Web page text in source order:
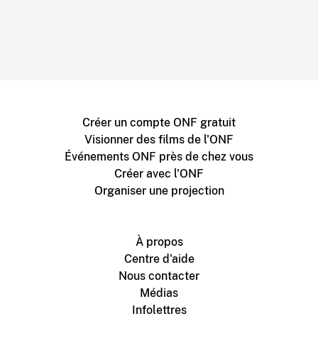
Créer un compte ONF gratuit
Visionner des films de l'ONF
Événements ONF près de chez vous
Créer avec l'ONF
Organiser une projection
À propos
Centre d'aide
Nous contacter
Médias
Infolettres